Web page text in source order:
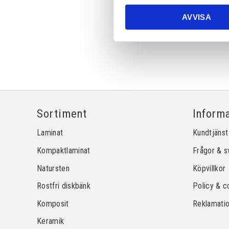
AVVISA
Sortiment
Laminat
Kompaktlaminat
Natursten
Rostfri diskbänk
Komposit
Keramik
Kundtjänst
Frågor &
Köpvillkor
Policy &